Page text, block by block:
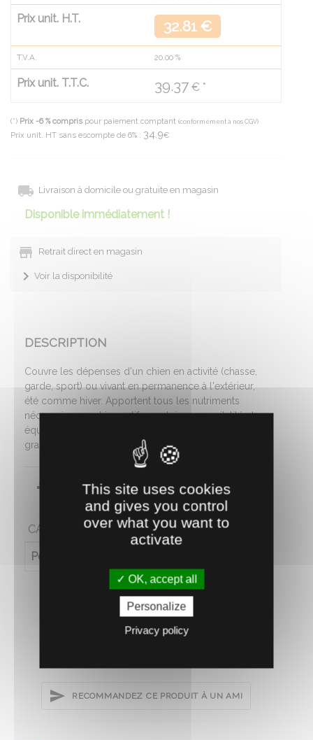
Prix unit. H.T. 32.81 €
T.V.A. 20.00 %
Prix unit. T.T.C. 39.37 € *
(*) Prix -6 % compris pour paiement comptant (conformément à nos CGV)
Prix unit. HT sans escompte de 6% : 34.9€
Livraison à domicile ou gratuite en magasin
Disponible immédiatement !
Retrait direct en magasin
Voir la disponibilité
DESCRIPTION
Couvre les dépenses d'un chien en activité (chasse,
garde, sport) ou vivant en permanence à l'extérieur,
été comme hiver. Apportent tous les nutriments
nécessaires au chien actif pour lui assurer vitalité et
équilibre. 26 % de protéines, 13 % de matières
grasses. Sac de 14 kg.
Fiche technique
CARACTÉRISTIQUES
Poids (en kg)
RECOMMANDEZ CE PRODUIT À UN AMI
This site uses cookies
and gives you control
over what you want to
activate
OK, accept all
Personalize
Privacy policy